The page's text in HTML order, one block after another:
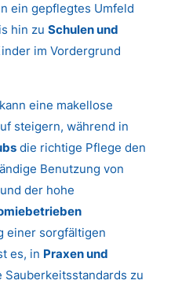
ein gepflegtes Umfeld
hin zuSchulen und
im Vordergrund
kann eine makellose
steigern, während in
die richtige Pflege den
Benutzung von
und der hohe
einer sorgfältigen
es, in Praxen und
Sauberkeitsstandards zu